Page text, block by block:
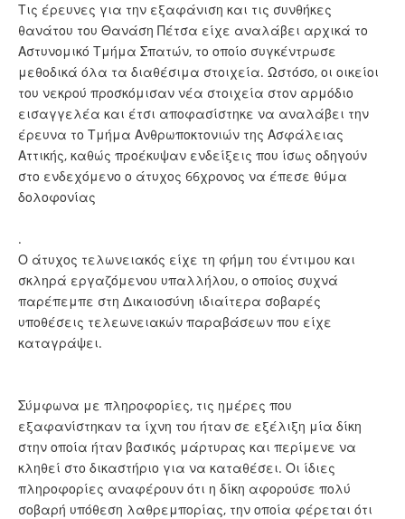
Τις έρευνες για την εξαφάνιση και τις συνθήκες
θανάτου του Θανάση Πέτσα είχε αναλάβει αρχικά το
Αστυνομικό Τμήμα Σπατών, το οποίο συγκέντρωσε
μεθοδικά όλα τα διαθέσιμα στοιχεία. Ωστόσο, οι οικείοι
του νεκρού προσκόμισαν νέα στοιχεία στον αρμόδιο
εισαγγελέα και έτσι αποφασίστηκε να αναλάβει την
έρευνα το Τμήμα Ανθρωποκτονιών της Ασφάλειας
Αττικής, καθώς προέκυψαν ενδείξεις που ίσως οδηγούν
στο ενδεχόμενο ο άτυχος 66χρονος να έπεσε θύμα
δολοφονίας
.
Ο άτυχος τελωνειακός είχε τη φήμη του έντιμου και
σκληρά εργαζόμενου υπαλλήλου, ο οποίος συχνά
παρέπεμπε στη Δικαιοσύνη ιδιαίτερα σοβαρές
υποθέσεις τελεωνειακών παραβάσεων που είχε
καταγράψει.
Σύμφωνα με πληροφορίες, τις ημέρες που
εξαφανίστηκαν τα ίχνη του ήταν σε εξέλιξη μία δίκη
στην οποία ήταν βασικός μάρτυρας και περίμενε να
κληθεί στο δικαστήριο για να καταθέσει. Οι ίδιες
πληροφορίες αναφέρουν ότι η δίκη αφορούσε πολύ
σοβαρή υπόθεση λαθρεμπορίας, την οποία φέρεται ότι